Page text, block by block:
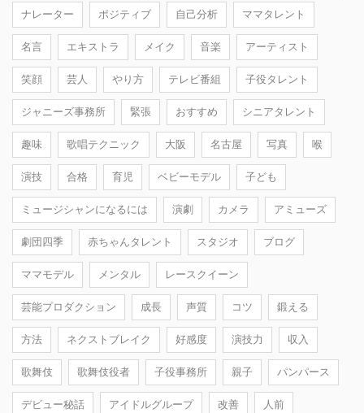
ナレーター ポジティブ 自己分析 ママタレント
名言 エキストラ メイク 音楽 アーティスト
笑顔 芸人 やり方 テレビ番組 子役タレント
ジャニーズ事務所 緊張 おすすめ シニアタレント
趣味 歌唱テクニック 大阪 名古屋 写真 喉
演技 合格 育児 ベビーモデル 子ども
ミュージシャンになるには 演劇 カメラ アミューズ
劇団四季 赤ちゃんタレント スタジオ ブログ
ママモデル メンタル レースクイーン
芸能プロダクション 成長 声質 コツ 鍛える
方法 ネクストブレイク 好感度 演技力 収入
歌舞伎 歌舞伎役者 子役事務所 親子 パンパース
デビュー秘話 アイドルグループ 改善 人前